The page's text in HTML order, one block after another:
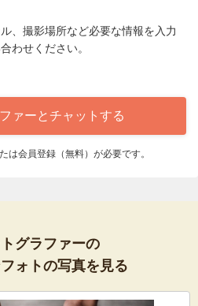
、撮影場所など必要な情報を入力
わせください。
ァーとチャットする
会員登録（無料）が必要です。
グラファーの
ォトの写真を見る